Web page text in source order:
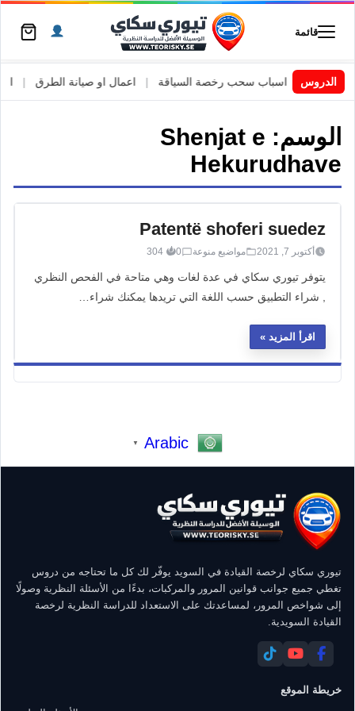
قائمة
الدروسالسويد | اسباب سحب رخصة السياقة اعمال او صيانة الطرق
الوسم: Shenjat e
Hekurudhave
Patentë shoferi suedez
أكتوبر 7, 2021 مواضيع منوعة 0
304
يتوفر تيوري سكاي في عدة لغات وهي متاحة في الفحص النظري
, شراء التطبيق حسب اللغة التي تريدها يمكنك شراء…
اقرأ المزيد
Arabic
▼
تيوري سكاي لرخصة القيادة في السويد يوفّر لك كل ما تحتاجه من دروس
تغطي جميع جوانب قوانين المرور والمركبات، بدءًا من الأسئلة النظرية وصولًا
إلى شواخص المرور، لمساعدتك على الاستعداد للدراسة النظرية لرخصة
القيادة السويدية.
خريطة الموقع